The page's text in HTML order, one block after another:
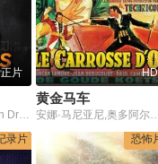
正片
艾里克·巴弗尔,LaDon Drummond,拉里·韦德·卡瑞尔
HD
黄金马车
安娜·马尼亚尼,奥多阿尔多·斯帕达罗,娜达·菲奥雷利,丹特,保罗·坎贝尔,拉尔夫·杜鲁门,威廉·塔布斯,让·德比古
录片 恐怖